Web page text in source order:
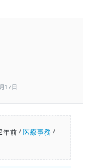
17日
年前 / 医療事務/